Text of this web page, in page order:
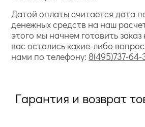
Датой оплаты считается дата
денежных средств на наш
этого мы начнем готовить заказ
вас остались какие-либо
нами по телефону: 8(495)737-64-
Гарантия и возврат